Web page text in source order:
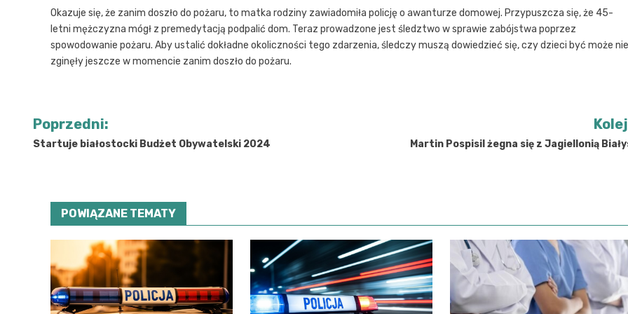
Okazuje się, że zanim doszło do pożaru, to matka rodziny zawiadomiła policję o awanturze domowej. Przypuszcza się, że 45-
letni mężczyzna mógł z premedytacją podpalić dom. Teraz prowadzone jest śledztwo w sprawie zabójstwa poprzez
spowodowanie pożaru. Aby ustalić dokładne okoliczności tego zdarzenia, śledczy muszą dowiedzieć się, czy dzieci być może nie
zginęły jeszcze w momencie zanim doszło do pożaru.
Nawigacja
wpisu
Poprzedni:
Startuje białostocki Budżet Obywatelski 2024 Martin Pospisil żegna się z Jagiellonią
POWIĄZANE TEMATY